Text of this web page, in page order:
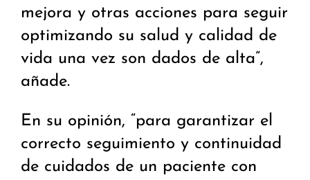
mejora y otras acciones para seguir
optimizando su salud y calidad de
vida una vez son dados de alta”,
añade.
En su opinión, “para garantizar el
correcto seguimiento y continuidad
de cuidados de un paciente con